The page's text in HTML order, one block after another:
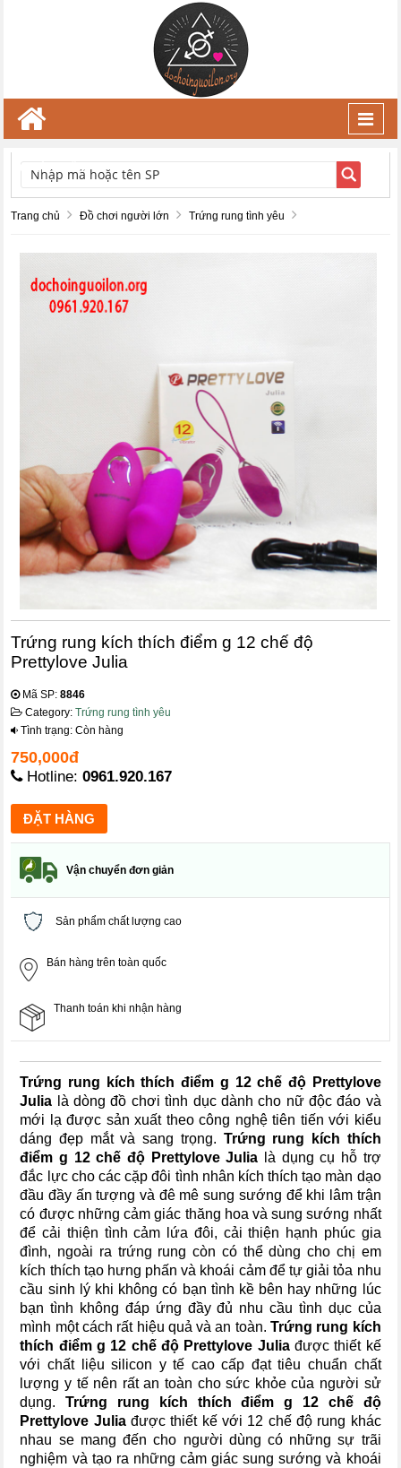
TÌM KIẾM
Trang chủ Đồ chơi người lớn Trứng rung tình yêu
Trứng rung kích thích điểm g 12 chế độ
Prettylove Julia
Mã SP:8846
Category:Trứng rung tình yêu
Tình trạng: Còn hàng
750,000đ
Hotline:0961.920.167
Vận chuyển đơn giản
Sản phẩm chất lượng cao
Bán hàng trên toàn quốc
Thanh toán khi nhận hàng
Trứng rung kích thích điểm g 12 chế độ Prettylove
Julia là dòng đồ chơi tình dục dành cho nữ độc đáo và
mới lạ được sản xuất theo công nghệ tiên tiến với kiểu
dáng đẹp mắt và sang trọng. Trứng rung kích thích
điểm g 12 chế độ Prettylove Julia là dụng cụ hỗ trợ
đắc lực cho các cặp đôi tình nhân kích thích tạo màn dạo
đầu đầy ấn tượng và đê mê sung sướng để khi lâm trận
có được những cảm giác thăng hoa và sung sướng nhất
để cải thiện tình cảm lứa đôi, cải thiện hạnh phúc gia
đình, ngoài ra trứng rung còn có thể dùng cho chị em
kích thích tạo hưng phấn và khoái cảm để tự giải tỏa nhu
cầu sinh lý khi không có bạn tình kề bên hay những lúc
bạn tình không đáp ứng đầy đủ nhu cầu tình dục của
mình một cách rất hiệu quả và an toàn. Trứng rung kích
thích điểm g 12 chế độ Prettylove Juliađược thiết kế
với chất liệu silicon y tế cao cấp đạt tiêu chuẩn chất
lượng y tế nên rất an toàn cho sức khỏe của người sử
dụng.Trứng rung kích thích điểm g 12 chế độ
Prettylove Juliađược thiết kế với 12 chế độ rung khác
nhau se mang đến cho người dùng có những sự trãi
nghiệm và tạo ra những cảm giác sung sướng và khoái